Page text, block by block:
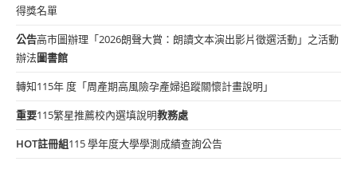
得獎名單
公告高市圖辦理「2026朗聲大賞：朗讀文本演出影片徵選活動」之活動
辦法圖書館
轉知115年 度「周產期高風險孕產婦追蹤關懷計畫說明」
重要115繁星推薦校內選填說明教務處
HOT註冊組115 學年度大學學測成績查詢公告